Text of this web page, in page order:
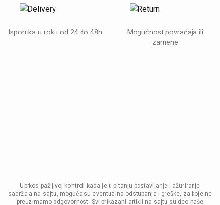
Isporuka u roku od 24 do 48h
Mogućnost povraćaja ili
zamene
Uprkos pažljivoj kontroli kada je u pitanju postavljanje i ažuriranje
sadržaja na sajtu, moguća su eventualna odstupanja i greške, za koje ne
preuzimamo odgovornost. Svi prikazani artikli na sajtu su deo naše